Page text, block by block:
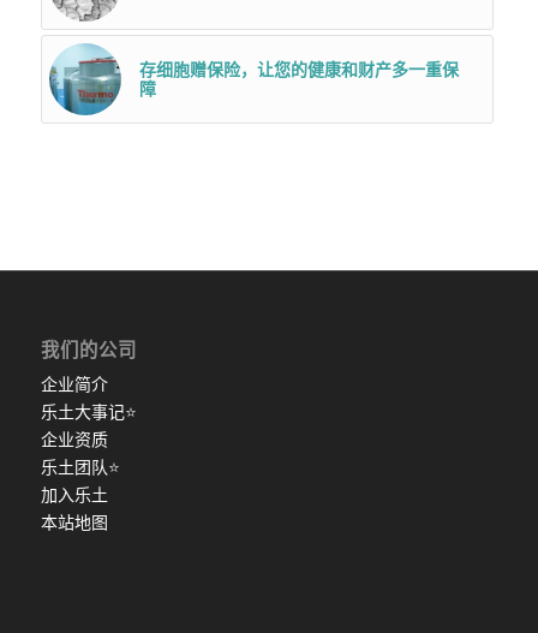
存细胞赠保险，让您的健康和财产多一重保
障
我们的公司
企业简介
乐土大事记⭐
企业资质
乐土团队⭐
加入乐土
本站地图